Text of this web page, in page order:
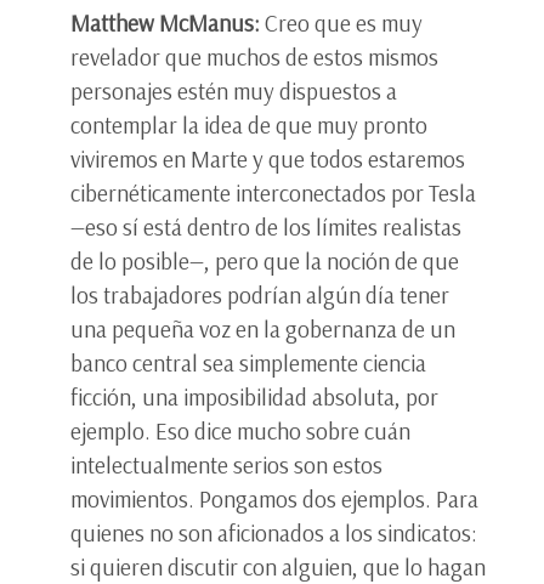
Matthew McManus: Creo que es muy
revelador que muchos de estos mismos
personajes estén muy dispuestos a
contemplar la idea de que muy pronto
viviremos en Marte y que todos estaremos
cibernéticamente interconectados por Tesla
—eso sí está dentro de los límites realistas
de lo posible—, pero que la noción de que
los trabajadores podrían algún día tener
una pequeña voz en la gobernanza de un
banco central sea simplemente ciencia
ficción, una imposibilidad absoluta, por
ejemplo. Eso dice mucho sobre cuán
intelectualmente serios son estos
movimientos. Pongamos dos ejemplos. Para
quienes no son aficionados a los sindicatos:
si quieren discutir con alguien, que lo hagan